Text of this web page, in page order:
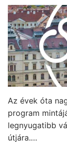
Az évek óta
program
legnyugatibb
útjára.…